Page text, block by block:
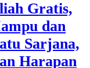
Gratis,
dan
Sarjana,
Harapan